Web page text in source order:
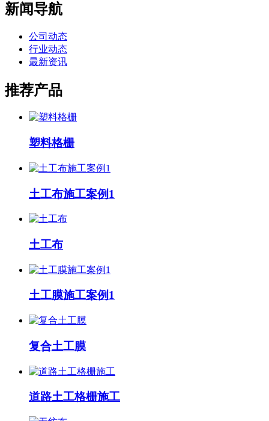
新闻导航
公司动态
行业动态
最新资讯
推荐产品
塑料格栅
土工布施工案例1
土工布
土工膜施工案例1
复合土工膜
道路土工格栅施工